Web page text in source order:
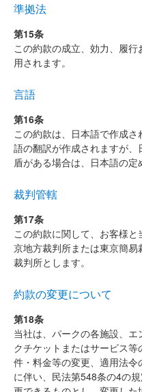
準拠法
第15条
この約款の成立、効力、履
用されます。
言語
第16条
この約款は、日本語で作成
語の翻訳が作成されますが
盾がある場合は、日本語の定
裁判管轄
第17条
この約款に関して、お客様
京地方裁判所または東京簡
裁判所とします。
約款の変更について
第18条
当社は、パークの各施設、
クチケットまたはサービス
件・料金等の変更、適用法
に伴い、民法第548条の4の